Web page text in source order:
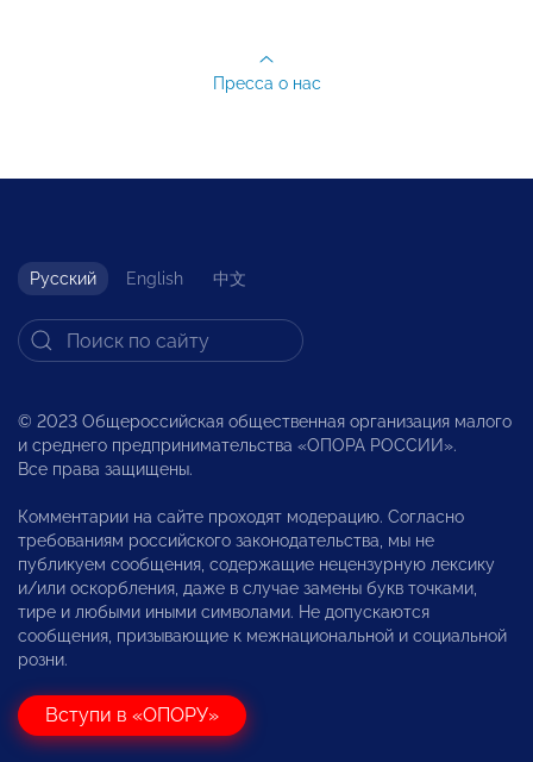
Пресса о нас
Русский English 中文
© 2023 Общероссийская общественная организация малого
и среднего предпринимательства «ОПОРА РОССИИ».
Все права защищены.
Комментарии на сайте проходят модерацию. Согласно
требованиям российского законодательства, мы не
публикуем сообщения, содержащие нецензурную лексику
и/или оскорбления, даже в случае замены букв точками,
тире и любыми иными символами. Не допускаются
сообщения, призывающие к межнациональной и социальной
розни.
Вступи в «ОПОРУ»